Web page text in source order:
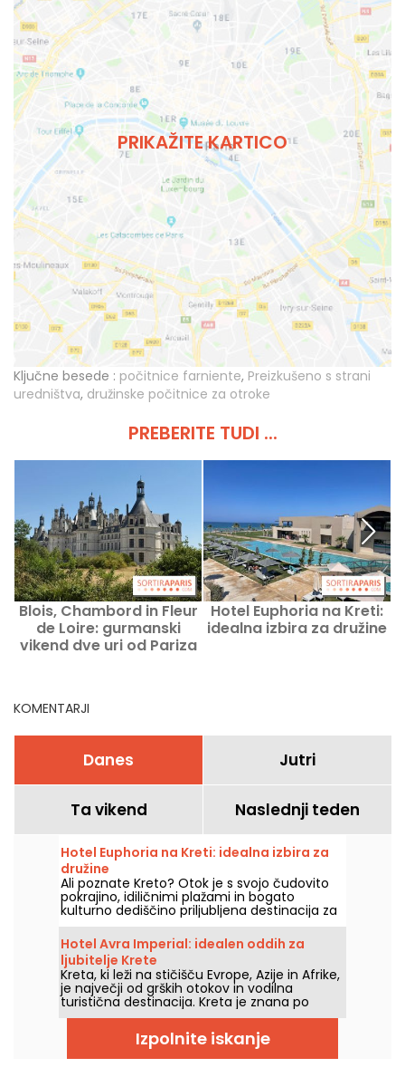
PRIKAŽITE KARTICO
Ključne besede : počitnice farniente, Preizkušeno s strani
uredništva, družinske počitnice za otroke
PREBERITE TUDI ...
Blois, Chambord in Fleur
de Loire: gurmanski
vikend dve uri od Pariza
Hotel Euphoria na Kreti:
idealna izbira za družine
KOMENTARJI
Danes Jutri
Ta vikend Naslednji teden
Hotel Euphoria na Kreti: idealna izbira za
družine
Ali poznate Kreto? Otok je s svojo čudovito
pokrajino, idiličnimi plažami in bogato
kulturno dediščino priljubljena destinacija za
popotnike, ki iščejo pustolovščine in
sprostitev.
Hotel Avra Imperial: idealen oddih za
ljubitelje Krete
Kreta, ki leži na stičišču Evrope, Azije in Afrike,
je največji od grških otokov in vodilna
turistična destinacija. Kreta je znana po
čudovitih plažah, zanimivih arheoloških
najdiščih in veličastnih gorah, zato
obiskovalcem ponuja edinstveno doživetje.
Med številnimi namestitvenimi možnostmi,
Izpolnite iskanje